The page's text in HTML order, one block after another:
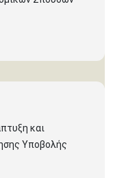
και
Υποβολής